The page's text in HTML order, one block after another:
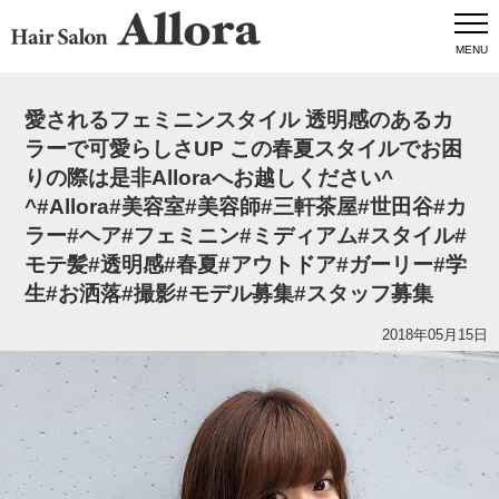
MENU
愛されるフェミニンスタイル️ 透明感のあるカ
ラーで可愛らしさUP️️ この春夏スタイルでお困
りの際は是非Alloraへお越しください^
^#Allora#美容室#美容師#三軒茶屋#世田谷#カ
ラー#ヘア#フェミニン#ミディアム#スタイル#
モテ髪#透明感#春夏#アウトドア#ガーリー#学
生#お洒落#撮影#モデル募集#スタッフ募集
2018年05月15日